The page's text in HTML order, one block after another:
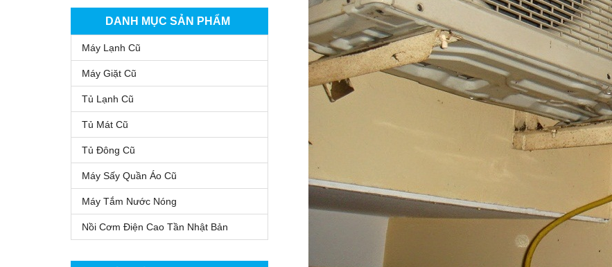
DANH MỤC SẢN PHẨM
Máy Lạnh Cũ
Máy Giặt Cũ
Tủ Lạnh Cũ
Tủ Mát Cũ
Tủ Đông Cũ
Máy Sấy Quần Áo Cũ
Máy Tắm Nước Nóng
Nồi Cơm Điện Cao Tần Nhật Bản